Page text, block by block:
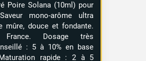
Poire Solana (10ml) pour
mono-arôme ultra
mûre, douce et fondante.
Dosage très
: 5 à 10% en base
rapide : 2 à 5